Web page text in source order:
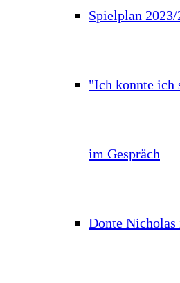
Spielplan
"Ich konnte ich
im Gespräch
Donte Nicholas